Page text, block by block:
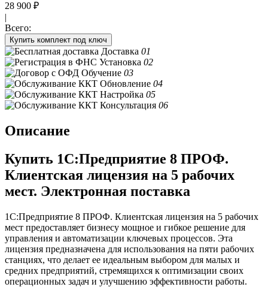
28 900 ₽
|
Всего:
Купить комплект под ключ
Доставка 01
Установка 02
Обучение 03
Обновление 04
Настройка 05
Консультация 06
Описание
Купить 1С:Предприятие 8 ПРОФ.
Клиентская лицензия на 5 рабочих
мест. Электронная поставка
1С:Предприятие 8 ПРОФ. Клиентская лицензия на 5 рабочих
мест предоставляет бизнесу мощное и гибкое решение для
управления и автоматизации ключевых процессов. Эта
лицензия предназначена для использования на пяти рабочих
станциях, что делает ее идеальным выбором для малых и
средних предприятий, стремящихся к оптимизации своих
операционных задач и улучшению эффективности работы.